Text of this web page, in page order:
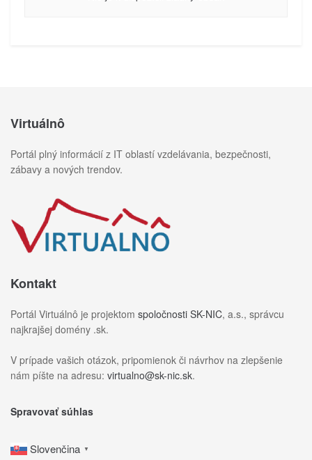
Virtuálnô
Portál plný informácií z IT oblastí vzdelávania, bezpečnosti,
zábavy a nových trendov.
Kontakt
Portál Virtuálnô je projektom spoločnosti SK-NIC, a.s., správcu
najkrajšej domény .sk.
V prípade vašich otázok, pripomienok či návrhov na zlepšenie
nám píšte na adresu: virtualno@sk-nic.sk.
Spravovať súhlas
Slovenčina ▼